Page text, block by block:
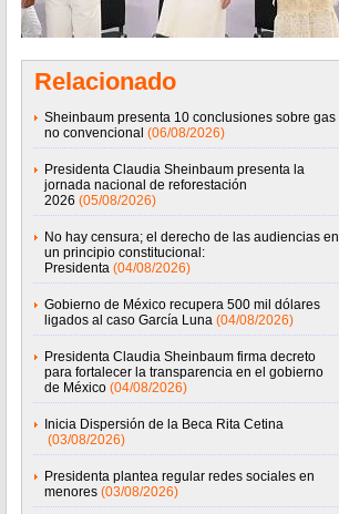
Relacionado
Sheinbaum presenta 10 conclusiones sobre gas
no convencional (06/08/2026)
Presidenta Claudia Sheinbaum presenta la
jornada nacional de reforestación
2026 (05/08/2026)
No hay censura; el derecho de las audiencias en
un principio constitucional:
Presidenta (04/08/2026)
Gobierno de México recupera 500 mil dólares
ligados al caso García Luna (04/08/2026)
Presidenta Claudia Sheinbaum firma decreto
para fortalecer la transparencia en el gobierno
de México (04/08/2026)
Inicia Dispersión de la Beca Rita Cetina
(03/08/2026)
Presidenta plantea regular redes sociales en
menores (03/08/2026)